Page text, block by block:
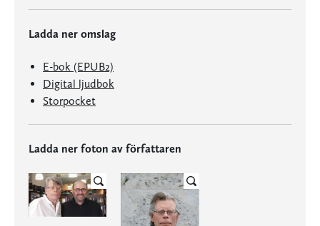
Ladda ner omslag
E-bok (EPUB2)
Digital ljudbok
Storpocket
Ladda ner foton av författaren